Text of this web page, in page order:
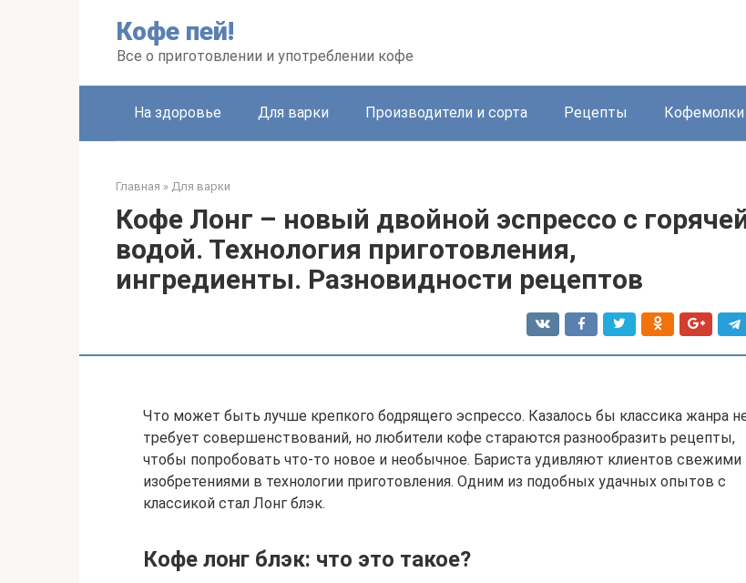
Кофе пей!
Все о приготовлении и употреблении кофе
На здоровье Для варки Производители и сорта Рецепты Кофемолки
Главная » Для варки
Кофе Лонг – новый двойной эспрессо с
водой. Технология приготовления,
ингредиенты. Разновидности рецептов
Что может быть лучше крепкого бодрящего эспрессо. Казалось бы классика жанра
требует совершенствований, но любители кофе стараются разнообразить рецепты,
чтобы попробовать что-то новое и необычное. Бариста удивляют клиентов свежими
изобретениями в технологии приготовления. Одним из подобных удачных опытов с
классикой стал Лонг блэк.
Кофе лонг блэк: что это такое?